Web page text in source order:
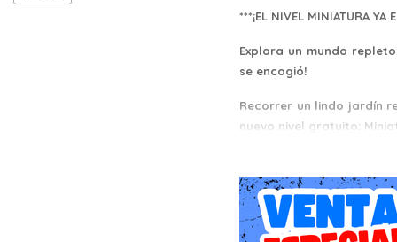
***¡EL NIVEL MINIATURA YA
Explora un mundo
se encogió!
Recorrer un lindo jardín
nuevo nivel gratuito:
aspiradora enorme, ¡e
Vive una aventura fuera